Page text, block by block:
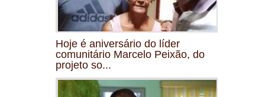
Hoje é aniversário do líder
comunitário Marcelo Peixão, do
projeto so...